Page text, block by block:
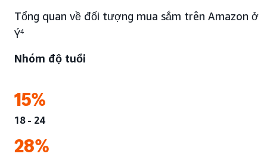
Tổng quan về đối tượng mua sắm trên Amazon ở
Ý4
Nhóm độ tuổi
15%
18 - 24
28%